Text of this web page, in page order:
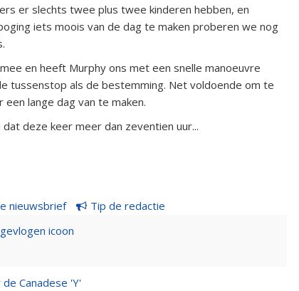
er slechts twee plus twee kinderen hebben, en
iets moois van de dag te maken proberen we nog
en heeft Murphy ons met een snelle manoeuvre
tussenstop als de bestemming. Net voldoende om te
lange dag van te maken.
deze keer meer dan zeventien uur...
nieuwsbrief
Tip de redactie
icoon
Canadese 'Y'